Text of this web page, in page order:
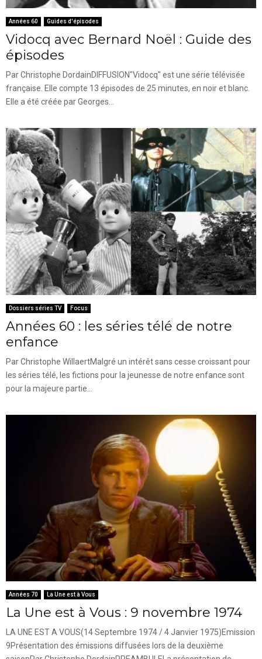
Années 60 Guides d'épisodes
Vidocq avec Bernard Noël : Guide des
épisodes
Par Christophe DordainDIFFUSION"Vidocq" est une série télévisée
française. Elle compte 13 épisodes de 25 minutes, en noir et blanc.
Elle a été créée par Georges...
Dossiers séries TV Focus
Années 60 : les séries télé de notre
enfance
Par Christophe WillaertMalgré un intérêt sans cesse croissant pour
les séries télé, les fictions pour la jeunesse de notre enfance sont
pour la majeure partie...
Années 70 La Une est à Vous
La Une est à Vous : 9 novembre 1974
LA UNE EST A VOUS(14 Septembre 1974 / 4 Janvier 1975)Emission
9Présentation des émissions diffusées lors de la deuxième